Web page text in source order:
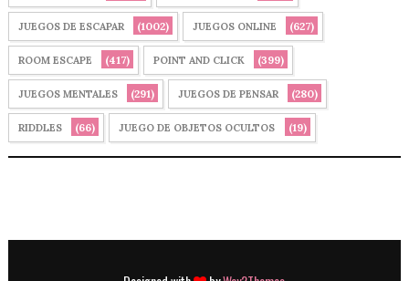
JUEGOS DE ESCAPAR (1002) JUEGOS ONLINE (627)
ROOM ESCAPE (417) POINT AND CLICK (399)
JUEGOS MENTALES (291) JUEGOS DE PENSAR (280)
RIDDLES (66) JUEGO DE OBJETOS OCULTOS (19)